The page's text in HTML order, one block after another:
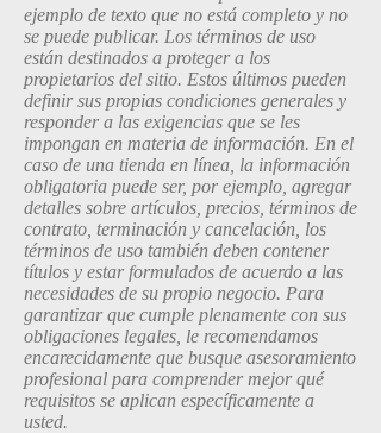
ejemplo de texto que no está completo y no
se puede publicar. Los términos de uso
están destinados a proteger a los
propietarios del sitio. Estos últimos pueden
definir sus propias condiciones generales y
responder a las exigencias que se les
impongan en materia de información. En el
caso de una tienda en línea, la información
obligatoria puede ser, por ejemplo, agregar
detalles sobre artículos, precios, términos de
contrato, terminación y cancelación, los
términos de uso también deben contener
títulos y estar formulados de acuerdo a las
necesidades de su propio negocio. Para
garantizar que cumple plenamente con sus
obligaciones legales, le recomendamos
encarecidamente que busque asesoramiento
profesional para comprender mejor qué
requisitos se aplican específicamente a
usted.